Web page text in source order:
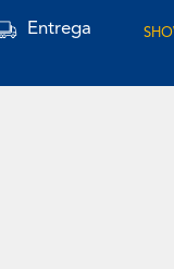
Entrega